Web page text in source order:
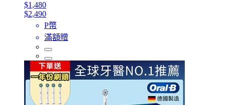
$1,480
$2,490
P幣
滿額贈